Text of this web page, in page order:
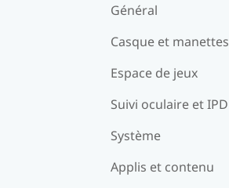
Général
Casque et manettes
Espace de jeux
Suivi oculaire et IPD
Système
Applis et contenu